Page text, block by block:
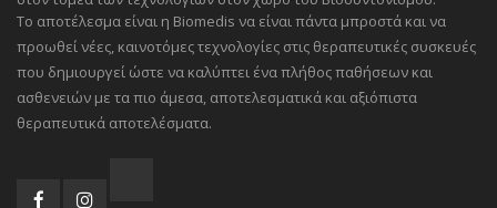
Το αποτέλεσμα είναι η Biomedis να είναι πάντα μπροστά και να
προωθεί νέες, καινοτόμες τεχνολογίες στις θεραπευτικές συσκευές
που δημιουργεί ώστε να καλύπτει ένα πλήθος παθήσεων και
ασθενειών με τα πιο άμεσα, αποτελεσματικά και αξιόπιστα
θεραπευτικά αποτελέσματα.